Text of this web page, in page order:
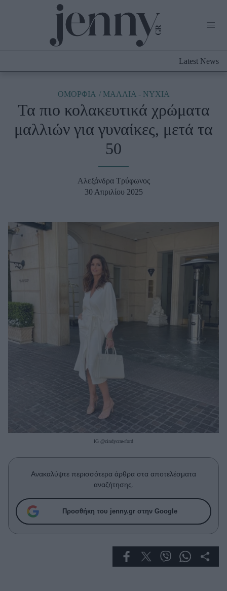
Culture
Fashion
Shopping
Beauty - Ομορφιά
Μαλλιά - Νύχια
Μακιγιάζ
Well being
Σχέσεις & Σεξ
Woman Power
Πρόσωπα
Celebrities
Συνεντεύξεις
True Stories
Ask the Guru
Success Stories
Latest News
ΟΜΟΡΦΙΑ ΜΑΛΛΙΑ - ΝΥΧΙΑ
Τα πιο κολακευτικά χρώματα
μαλλιών για γυναίκες, μετά τα
50
Αλεξάνδρα Τρύφωνος
30 Απριλίου 2025
IG @cindycrawford
Ανακαλύψτε περισσότερα άρθρα στα αποτελέσματα
αναζήτησης.
Προσθήκη του jenny.gr στην Google